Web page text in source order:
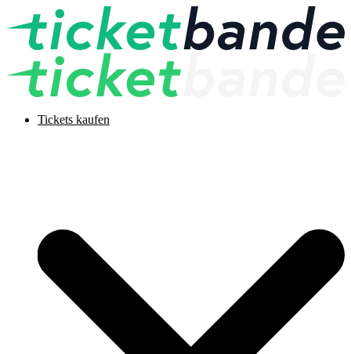
Tickets kaufen